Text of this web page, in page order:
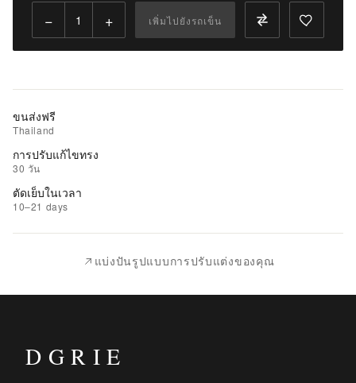
ไป
รถ
เข็น
รายการ
ที่
ชอบ
เปรียบ
− + เพิ่มไปยังรถเข็น
ขนส่งฟรี
Thailand
การปรับแก้ไขทรง
30 วัน
ตัดเย็บในเวลา
10–21 days
แบ่งปันรูปแบบการปรับแต่งของคุณ
DGRIE